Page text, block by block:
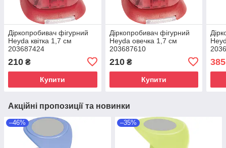
Діркопробивач фігурний
Heyda квітка 1,7 см
203687424
210 ₴
Купити
Діркопробивач фігурний
Heyda овечка 1,7 см
203687610
210₴
Купити
385
Акційні пропозиції та новинки
–46% –35%